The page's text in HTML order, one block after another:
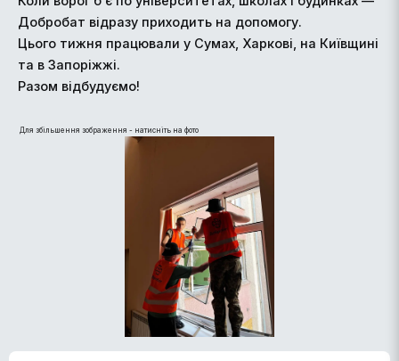
Добробат відразу приходить на допомогу.
Цього тижня працювали у Сумах, Харкові, на Київщині
та в Запоріжжі.
Разом відбудуємо!
Для збільшення зображення - натисніть на фото